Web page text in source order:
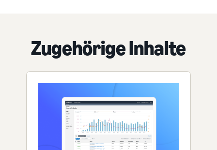
Zugehörige Inhalte